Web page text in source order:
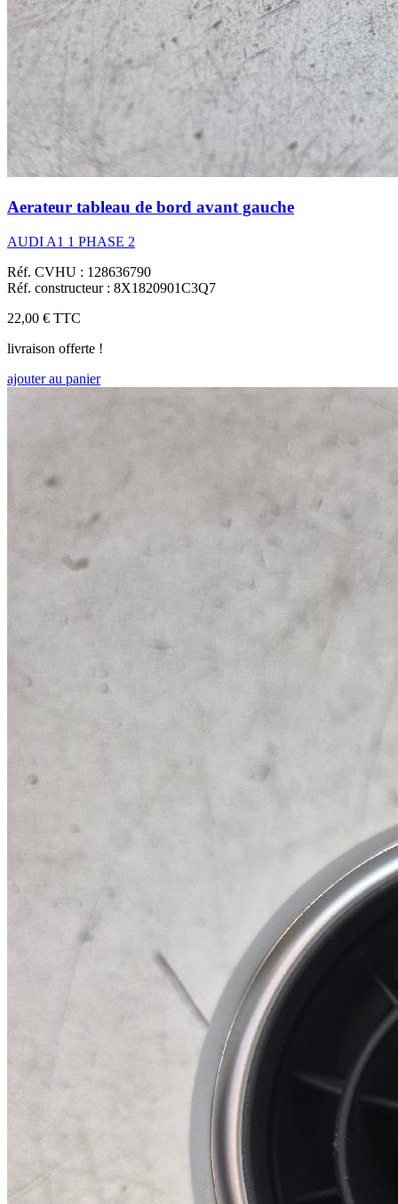
Aerateur tableau de bord avant gauche
AUDI A1 1 PHASE 2
Réf. CVHU : 128636790
Réf. constructeur : 8X1820901C3Q7
22,00 € TTC
livraison offerte !
ajouter au panier